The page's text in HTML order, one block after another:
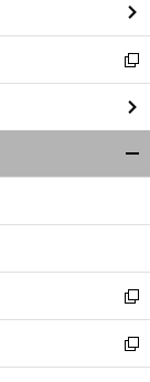
で
開
く
新
し
い
ウ
ィ
ン
ウ
開
く
新
し
い
ウ
新
し